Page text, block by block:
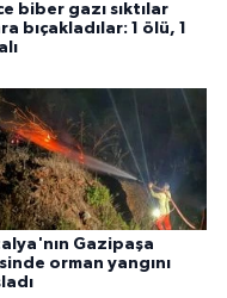
biber gazı sıktılar
bıçakladılar: 1 ölü, 1
Gazipaşa
orman yangını